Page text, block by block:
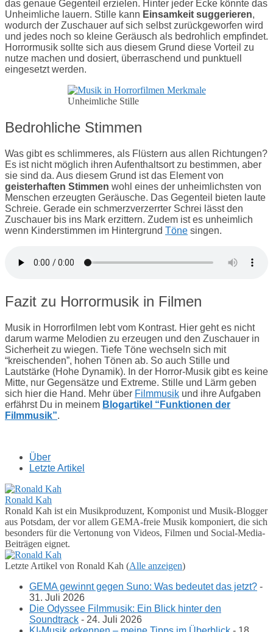
das genaue Gegenteil erzielen. Hinter jeder Ecke könnte das
Unheimliche lauern. Stille kann Einsamkeit suggerieren,
wodurch der Zuschauer auf sich selbst zurückgeworfen wird
und jedes noch so kleine Geräusch als bedrohlich empfindet.
Horrormusik sollte sich aus diesem Grund diese Vorteil zu
nutze machen und dosiert, überraschend und punktuell
eingesetzt werden.
Unheimliche Stille
Bedrohliche Stimmen
Was gibt es schlimmeres, als Flüstern aus allen Richtungen?
Es ist nicht möglich ihren Aufenthaltsort zu bestimmen, aber
sie sind da. Aus diesem Grund ist das Element von
geisterhaften Stimmen wohl eines der unheimlichsten von
Menschen erzeugten Geräusche. Das Gegenteil bieten laute
Schreie. Gerade ein schmerzverzerrter Schrei lässt den
Zuschauer bis ins Mark erzittern. Zudem ist es unheimlich
wenn Kinderstimmen im Hintergrund Töne singen.
Fazit zu Horrormusik in Filmen
Musik in Horrorfilmen lebt vom Kontrast. Hier geht es nicht
darum warme Melodien zu erzeugen und den Zuschauer in
Sicherheit zu wiegen. Tiefe Töne wechseln sich mit
“kreischenden”, hohen Tönen ab. So auch Stille und
Lautstärke (Hohe Dynamik). In der Horror-Musik gibt es keine
Mitte, nur Gegensätze und Extreme. Stille und Lärm geben
sich hier die Hand. Mehr über Filmmusik und ihre Aufgaben
erfährst Du in meinem Blogartikel “Funktionen der
Filmmusik”.
Über
Letzte Artikel
Ronald Kah
Ronald Kah ist ein Musikproduzent, Komponist und Musik-Blogger
aus Potsdam, der vor allem GEMA-freie Musik komponiert, die sich
besonders für die Vertonung von Videos, Filmen und Social-Media-
Beiträgen eignet.
Letzte Artikel von Ronald Kah (Alle anzeigen)
GEMA gewinnt gegen Suno: Was bedeutet das jetzt? -
31. Juli 2026
Die Odyssee Filmmusik: Ein Blick hinter den
Soundtrack - 24. Juli 2026